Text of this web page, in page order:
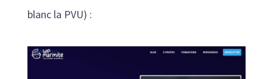
blanc la PVU) :